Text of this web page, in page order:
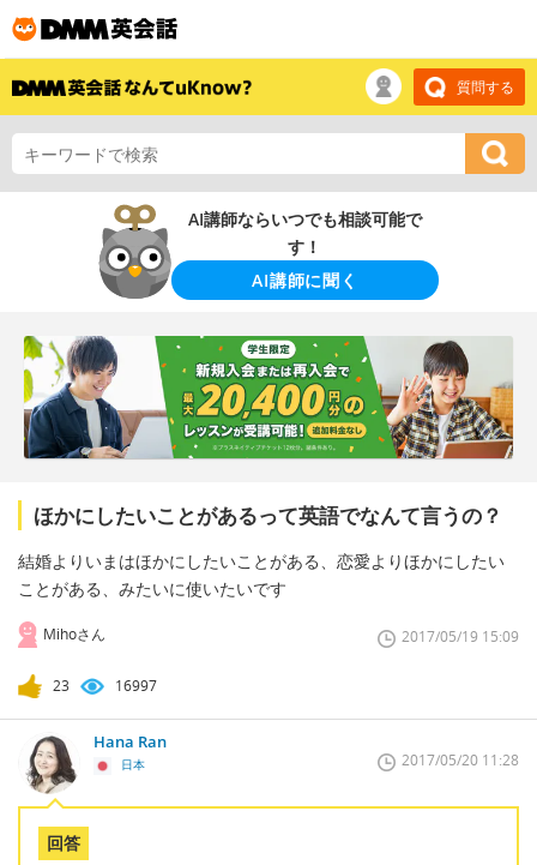
質問する
AI講師ならいつでも相談可能で
す！
AI講師に聞く
ほかにしたいことがあるって英語でなんて言うの？
結婚よりいまはほかにしたいことがある、恋愛よりほかにしたい
ことがある、みたいに使いたいです
Mihoさん 2017/05/19 15:09
23 16997
Hana Ran
日本 2017/05/20 11:28
回答